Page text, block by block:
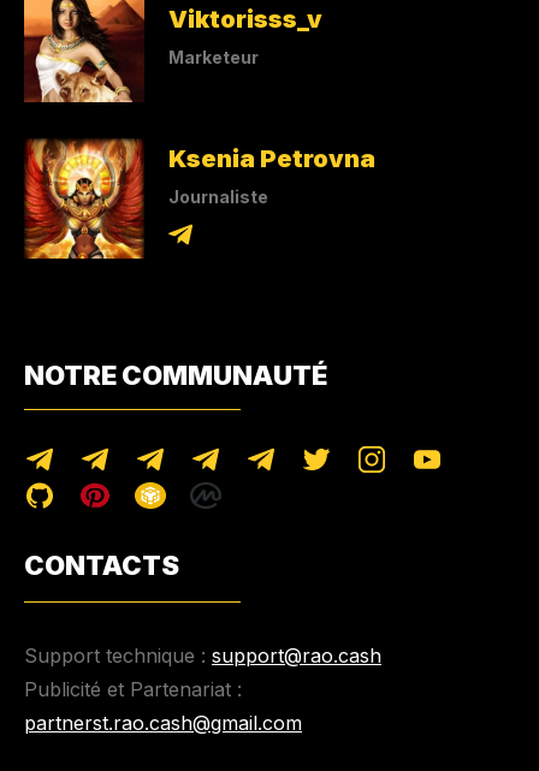
Viktorisss_v
Marketeur
Ksenia Petrovna
Journaliste
NOTRE COMMUNAUTÉ
CONTACTS
Support technique : support@rao.cash
Publicité et Partenariat :
partnerst.rao.cash@gmail.com